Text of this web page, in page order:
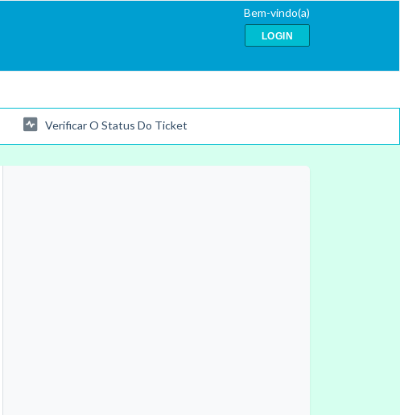
Bem-vindo(a)
LOGIN
Verificar O Status Do Ticket